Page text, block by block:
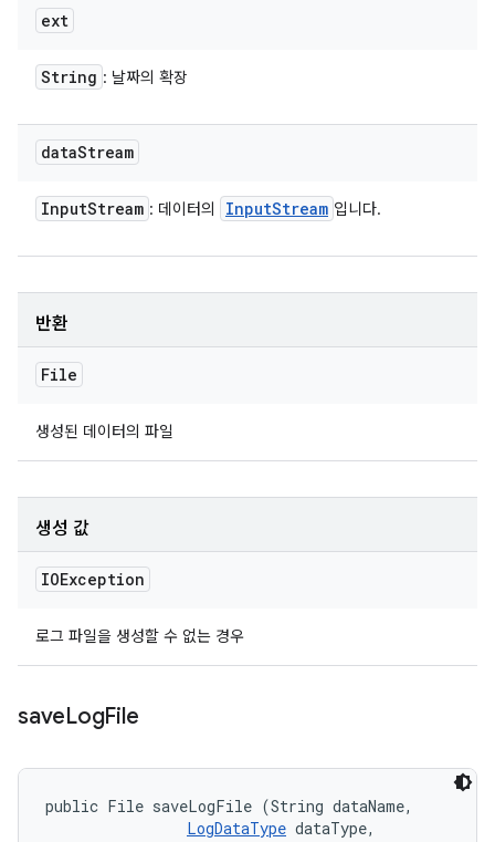
ext
String : 날짜의 확장
dataStream
InputStream : 데이터의 InputStream 입니다.
반환
File
생성된 데이터의 파일
생성 값
IOException
로그 파일을 생성할 수 없는 경우
saveLogFile
public File saveLogFile (String dataName,
LogDataType dataType,